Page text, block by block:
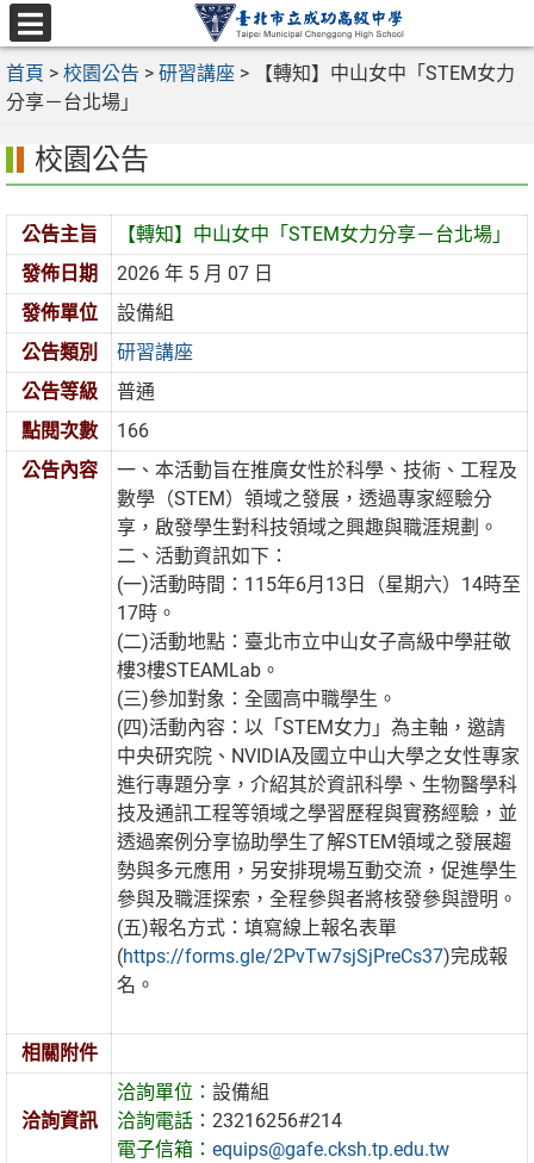
跳
至
主
要
區
選
單
首頁 > 校園公告 > 研習講座 >
【轉知】中山女中「STEM女力
分享－台北場」
校園公告
公告主旨
【轉知】中山女中「STEM女力分享－台北場」
發佈日期
2026 年 5 月 07 日
發佈單位
設備組
公告類別
研習講座
公告等級
普通
點閱次數
166
公告內容
一、本活動旨在推廣女性於科學、技術、工程及
數學（STEM）領域之發展，透過專家經驗分
享，啟發學生對科技領域之興趣與職涯規劃。
二、活動資訊如下：
(一)活動時間：115年6月13日（星期六）14時至
17時。
(二)活動地點：臺北市立中山女子高級中學莊敬
樓3樓STEAMLab。
(三)參加對象：全國高中職學生。
(四)活動內容：以「STEM女力」為主軸，邀請
中央研究院、NVIDIA及國立中山大學之女性專家
進行專題分享，介紹其於資訊科學、生物醫學科
技及通訊工程等領域之學習歷程與實務經驗，並
透過案例分享協助學生了解STEM領域之發展趨
勢與多元應用，另安排現場互動交流，促進學生
參與及職涯探索，全程參與者將核發參與證明。
(五)報名方式：填寫線上報名表單
(https://forms.gle/2PvTw7sjSjPreCs37)完成報
名。
相關附件
洽詢資訊
洽詢單位：設備組
洽詢電話：23216256#214
電子信箱：equips@gafe.cksh.tp.edu.tw